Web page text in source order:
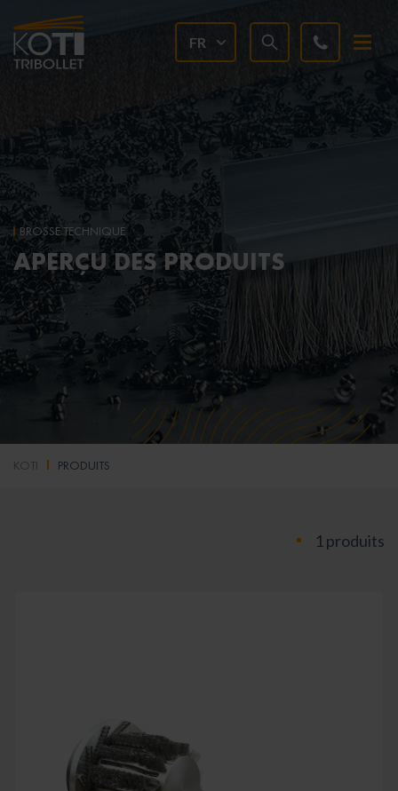
FR
BROSSE TECHNIQUE
APERÇU DES PRODUITS
KOTI PRODUITS
1 produits